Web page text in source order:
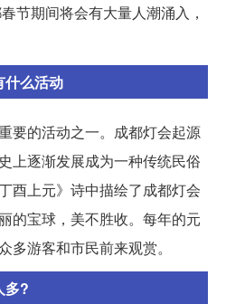
节期间将会有大量人潮涌入，
什么活动
要的活动之一。成都灯会起源
上逐渐发展成为一种传统民俗
酉上元》诗中描绘了成都灯会
的宝球，美不胜收。每年的元
多游客和市民前来观赏。
多?